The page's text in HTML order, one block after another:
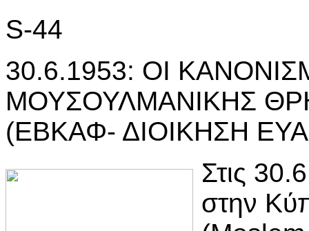
S-44
30.6.1953: OI
ΜΟΥΣΟΥΛΜΑΝΙΚΗΣ
(ΕΒΚΑΦ- ΔΙΟΙΚΗΣΗ
Στις
στην